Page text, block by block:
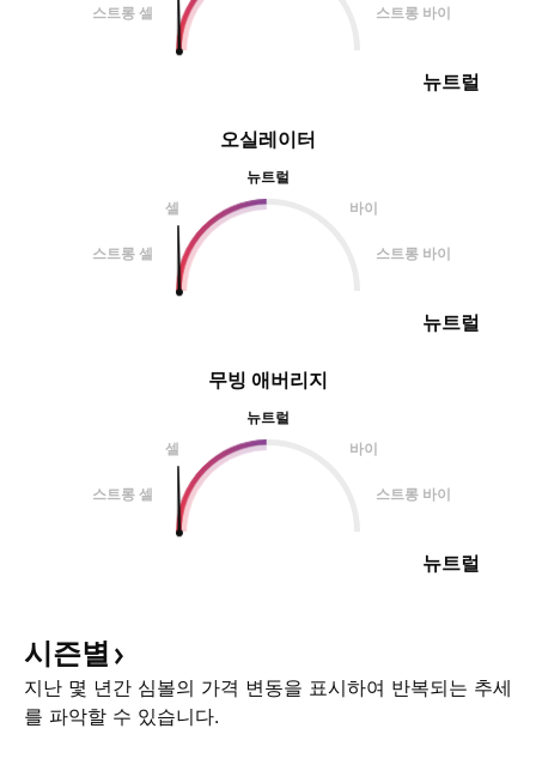
오실레이터
뉴트럴
셀
바이
스트롱 셀 스트롱 바이
뉴트럴
스트롱 셀 스트롱 바이
뉴트럴
무빙 애버리지
뉴트럴
셀
바이
스트롱 셀 스트롱 바이
뉴트럴
시즌별
지난 몇 년간 심볼의 가격 변동을 표시하여 반복되는 추세
를 파악할 수 있습니다.